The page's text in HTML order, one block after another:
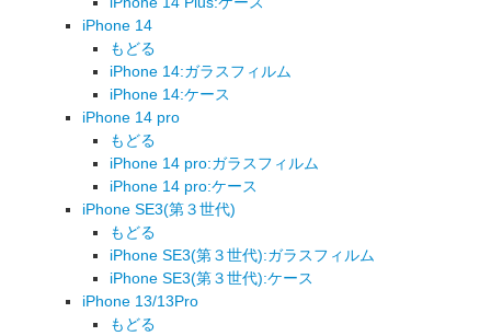
iPhone 14
もどる
iPhone 14:ガラスフィルム
iPhone 14:ケース
iPhone 14 pro
もどる
iPhone 14 pro:ガラスフィルム
iPhone 14 pro:ケース
iPhone SE3(第３世代)
もどる
iPhone SE3(第３世代):ガラスフィルム
iPhone SE3(第３世代):ケース
iPhone 13/13Pro
もどる